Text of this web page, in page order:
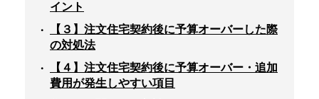
イント
【３】注文住宅契約後に予算オーバーした際
の対処法
【４】注文住宅契約後に予算オーバー・追加
費用が発生しやすい項目